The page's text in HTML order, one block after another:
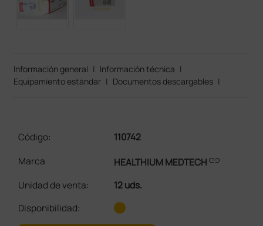
Información general | Información técnica |
Equipamiento estándar | Documentos descargables |
Código:
110742
Marca
HEALTHIUM MEDTECHlink
Unidad de venta:
12 uds.
Disponibilidad: